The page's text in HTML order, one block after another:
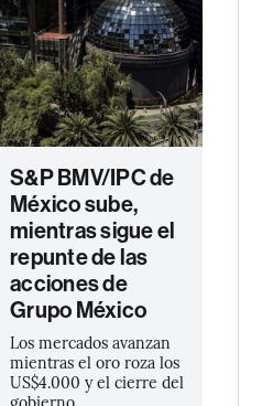
S&P BMV/IPC de
México sube,
mientras sigue el
repunte de las
acciones de
Grupo México
Los mercados avanzan
mientras el oro roza los
US$4.000 y el cierre del
gobierno